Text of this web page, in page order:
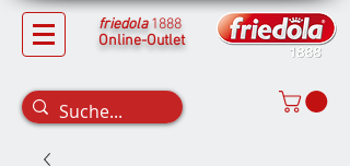
friedola 1888
Online-Outlet